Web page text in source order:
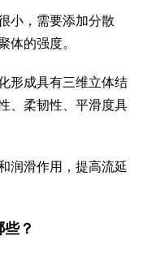
小，需要添加分散
体的强度。
形成具有三维立体结
、柔韧性、平滑度具
润滑作用，提高流延
？